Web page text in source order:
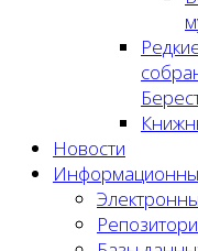
Новости